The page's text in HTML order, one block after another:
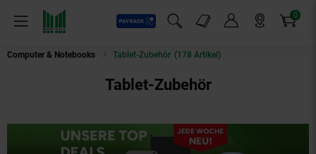
Menü
Payback
Suchfeld einblenden
Markt-Angebote 0
Artikel
Computer & Notebooks Tablet-Zubehör (178 Artikel)
Tablet-Zubehör